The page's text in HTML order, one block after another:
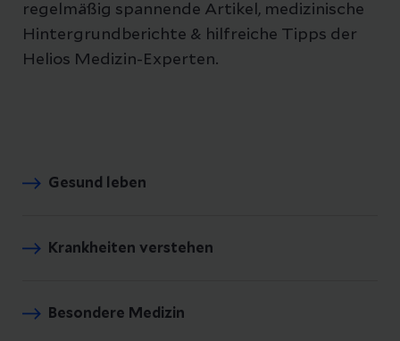
regelmäßig spannende Artikel, medizinische
Hintergrundberichte & hilfreiche Tipps der
Helios Medizin-Experten.
Gesund leben
Krankheiten verstehen
Besondere Medizin